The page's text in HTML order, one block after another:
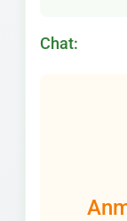
Chat: